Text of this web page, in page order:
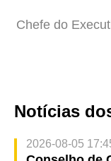
Macau 2026”
Chefe do
Notícias
2026-08-05